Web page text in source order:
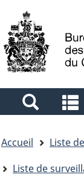
Sélection
de
la
langue
Search
and
menus
êtes
ici
Accueil
Liste
Liste de